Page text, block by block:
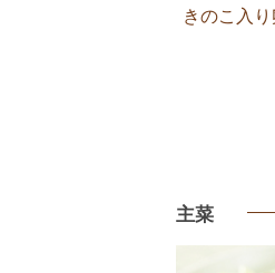
きのこ入
主菜